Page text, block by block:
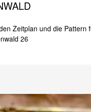
Zeitplan und die
26